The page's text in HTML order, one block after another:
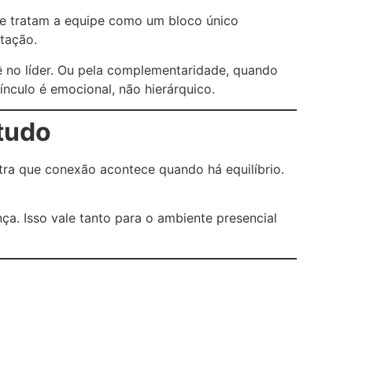
tratam a equipe como um bloco único
líder. Ou pela complementaridade, quando
é emocional, não hierárquico.
que conexão acontece quando há equilíbrio.
Isso vale tanto para o ambiente presencial